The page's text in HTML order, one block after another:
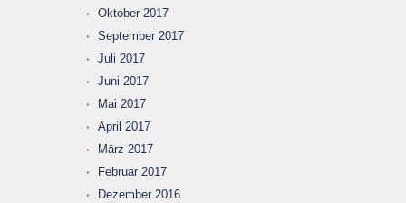
Oktober 2017
September 2017
Juli 2017
Juni 2017
Mai 2017
April 2017
März 2017
Februar 2017
Dezember 2016